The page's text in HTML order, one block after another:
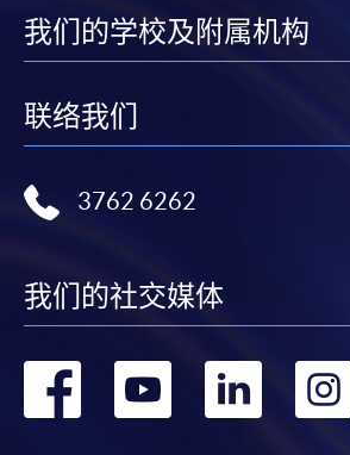
我们的学校及附属机构
联络我们
3762 6262
我们的社交媒体
转 转 转